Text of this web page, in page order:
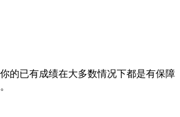
的已有成绩在大多数情况下都是有保障